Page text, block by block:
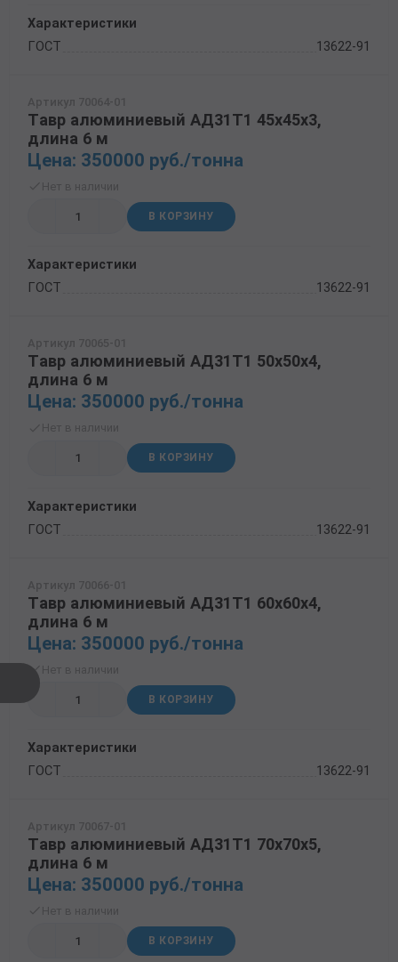
Характеристики
ГОСТ
13622-91
Артикул 70064-01
Тавр алюминиевый АД31Т1 45х45х3,
длина 6 м
Цена: 350000 руб./тонна
Нет в наличии
В КОРЗИНУ
Характеристики
ГОСТ
13622-91
Артикул 70065-01
Тавр алюминиевый АД31Т1 50х50х4,
длина 6 м
Цена: 350000 руб./тонна
Нет в наличии
В КОРЗИНУ
Характеристики
ГОСТ
13622-91
Артикул 70066-01
Тавр алюминиевый АД31Т1 60х60х4,
длина 6 м
Цена: 350000 руб./тонна
Нет в наличии
В КОРЗИНУ
Характеристики
ГОСТ
13622-91
Артикул 70067-01
Тавр алюминиевый АД31Т1 70х70х5,
длина 6 м
Цена: 350000 руб./тонна
Нет в наличии
В КОРЗИНУ